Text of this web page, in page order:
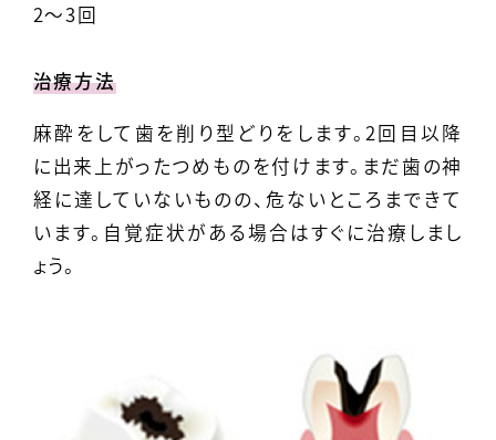
2～3回
治療方法
麻酔をして歯を削り型どりをします。2回目以降
に出来上がったつめものを付けます。まだ歯の神
経に達していないものの、危ないところまできて
います。自覚症状がある場合はすぐに治療しまし
ょう。